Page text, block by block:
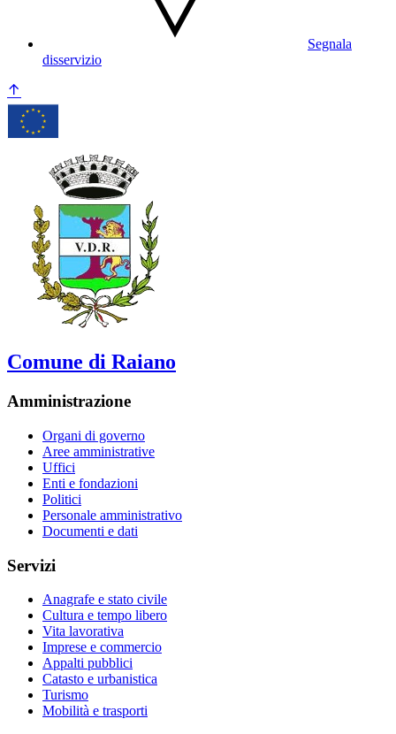
Segnala
disservizio
Comune di Raiano
Amministrazione
Organi di governo
Aree amministrative
Uffici
Enti e fondazioni
Politici
Personale amministrativo
Documenti e dati
Servizi
Anagrafe e stato civile
Cultura e tempo libero
Vita lavorativa
Imprese e commercio
Appalti pubblici
Catasto e urbanistica
Turismo
Mobilità e trasporti